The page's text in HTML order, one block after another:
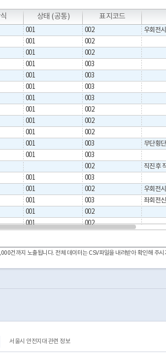
상태 (공통) 표지코드
001 002 우회전시
001 002
001 002
001 003
001 003
001 003
001 003
001 002
001 002
001 002
001 003 무단횡
001 003
002 직진후
001 003
001 002 우회전시
001 003 좌회전
001 002
001 002
001 002
001 003 0
001 003
001 003
001
건까지 노출됩니다. 전체 데이터는 CSV파일을 내려받아 확인해 주시
서울시 안전지대 관련 정보